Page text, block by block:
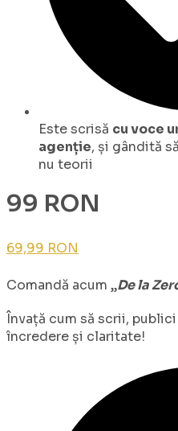
Este scrisă cu voce
agenție, și gândită
nu teorii
99 RON
69,99 RON
Comandă acum „De la
Învață cum să scrii,
încredere și claritate!